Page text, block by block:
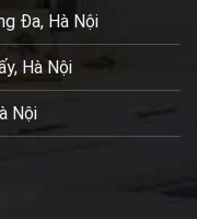
Đa, Hà Nội
Hà Nội
Nội